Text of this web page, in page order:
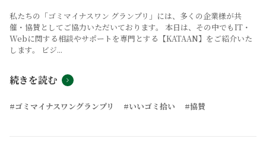
私たちの「ゴミマイナスワン グランプリ」には、多くの企業様が共
催・協賛としてご協力いただいております。 本日は、その中でもIT・
Webに関する相談やサポートを専門とする【KATAAN】をご紹介いた
します。 ビジ...
続きを読む
#ゴミマイナスワングランプリ #いいゴミ拾い #協賛